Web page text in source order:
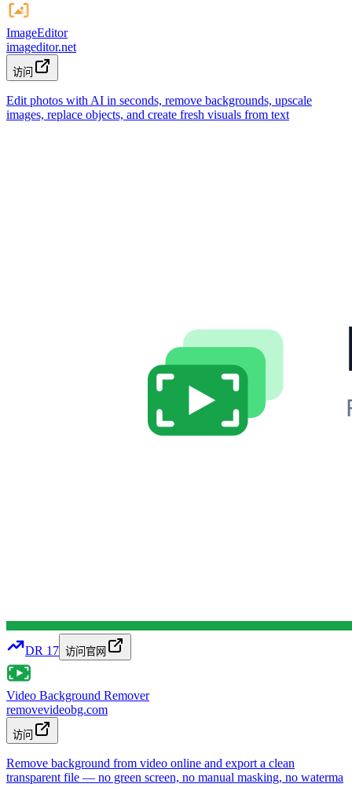
ImageEditor
imageditor.net
访问
Edit photos with AI in seconds, remove backgrounds, upscale
images, replace objects, and create fresh visuals from text
DR 17 访问官网
Video Background Remover
removevideobg.com
访问
Remove background from video online and export a clean
transparent file — no green screen, no manual masking, no waterma